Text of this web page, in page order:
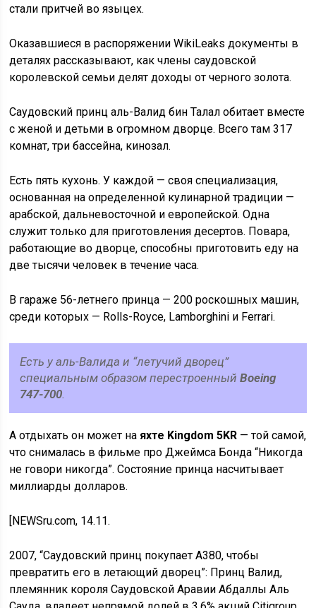
стали притчей во языцех.
Оказавшиеся в распоряжении WikiLeaks документы в
деталях рассказывают, как члены саудовской
королевской семьи делят доходы от черного золота.
Саудовский принц аль-Валид бин Талал обитает вместе
с женой и детьми в огромном дворце. Всего там 317
комнат, три бассейна, кинозал.
Есть пять кухонь. У каждой — своя специализация,
основанная на определенной кулинарной традиции —
арабской, дальневосточной и европейской. Одна
служит только для приготовления десертов. Повара,
работающие во дворце, способны приготовить еду на
две тысячи человек в течение часа.
В гараже 56-летнего принца — 200 роскошных машин,
среди которых — Rolls-Royce, Lamborghini и Ferrari.
Есть у аль-Валида и “летучий дворец”
специальным образом перестроенныйBoeing
747-700.
А отдыхать он может на яхте Kingdom 5KR — той самой,
что снималась в фильме про Джеймса Бонда “Никогда
не говори никогда”. Состояние принца насчитывает
миллиарды долларов.
[NEWSru.com, 14.11.
2007, “Саудовский принц покупает A380, чтобы
превратить его в летающий дворец”: Принц Валид,
племянник короля Саудовской Аравии Абдаллы Аль